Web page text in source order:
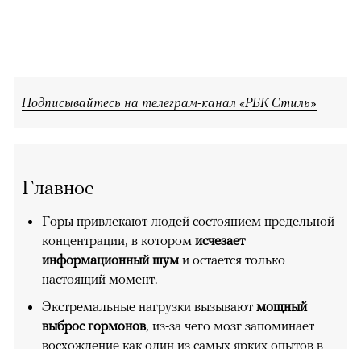
Подписывайтесь на телеграм-канал «РБК Стиль»
Главное
Горы привлекают людей состоянием предельной
концентрации, в котором исчезает
информационный шуми остается только
настоящий момент.
Экстремальные нагрузки вызывают мощный
выброс гормонов, из-за чего мозг запоминает
восхождение как один из самых ярких опытов в